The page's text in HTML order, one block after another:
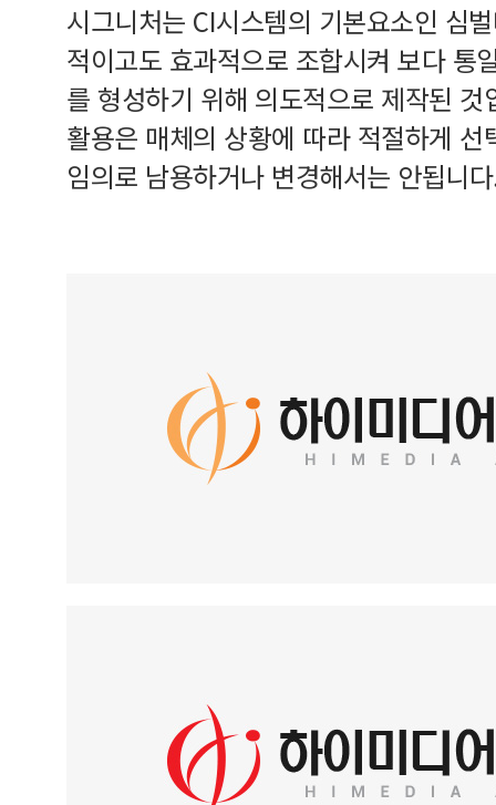
시그니처는 CI시스템의 기본요소인 심
적이고도 효과적으로 조합시켜 보다 통
를 형성하기 위해 의도적으로 제작된 것
활용은 매체의 상황에 따라 적절하게
임의로 남용하거나 변경해서는 안됩니